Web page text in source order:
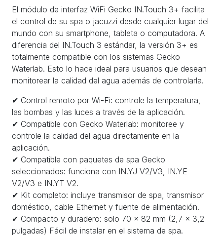
El módulo de interfaz WiFi Gecko IN.Touch 3+ facilita
el control de su spa o jacuzzi desde cualquier lugar del
mundo con su smartphone, tableta o computadora. A
diferencia del IN.Touch 3 estándar, la versión 3+ es
totalmente compatible con los sistemas Gecko
Waterlab. Esto lo hace ideal para usuarios que desean
monitorear la calidad del agua además de controlarla.
✔ Control remoto por Wi-Fi: controle la temperatura,
las bombas y las luces a través de la aplicación.
✔ Compatible con Gecko Waterlab: monitoree y
controle la calidad del agua directamente en la
aplicación.
✔ Compatible con paquetes de spa Gecko
seleccionados: funciona con IN.YJ V2/V3, IN.YE
V2/V3 e IN.YT V2.
✔ Kit completo: incluye transmisor de spa, transmisor
doméstico, cable Ethernet y fuente de alimentación.
✔ Compacto y duradero: solo 70 × 82 mm (2,7 × 3,2
pulgadas) Fácil de instalar en el sistema de spa.